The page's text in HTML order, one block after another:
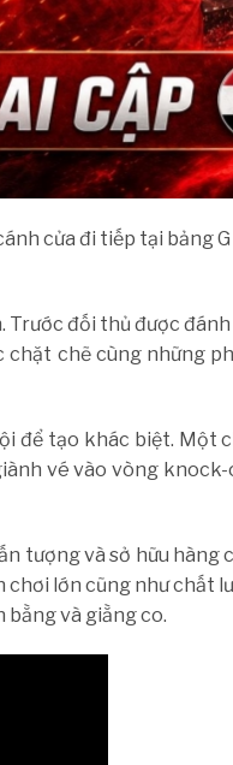
cửa đi tiếp tại bảng
Trước đối thủ được
chặt chẽ cùng những
để tạo khác biệt. Một
vé vào vòng knock-
tượng và sở hữu hàng
chơi lớn cũng như chất
bằng và giằng co.